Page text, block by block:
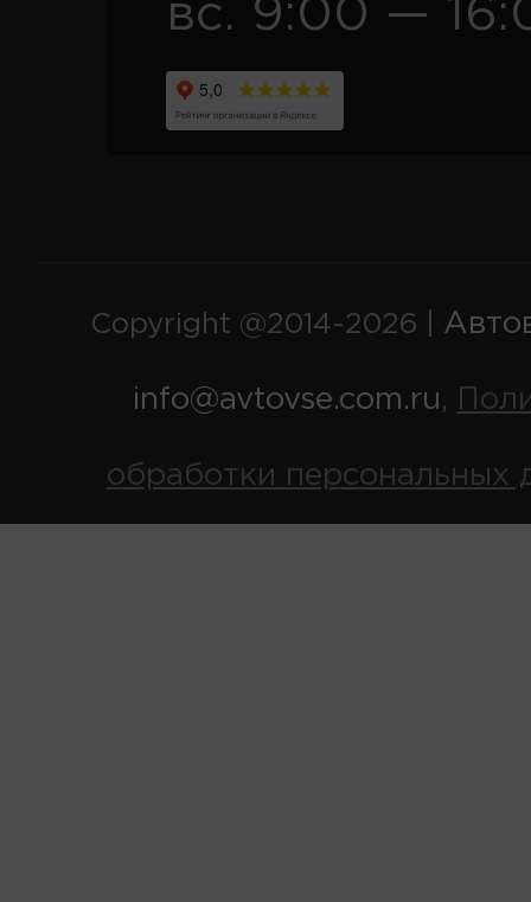
вс. 9:00 —
Copyright @2014-2026 |
info@avtovse.com.ru,
обработки персональных